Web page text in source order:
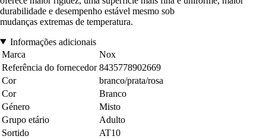
durabilidade e desempenho estável mesmo sob
mudanças extremas de temperatura.
Informações adicionais
Marca
Nox
Referência do fornecedor 8435778902669
Cor
branco/prata/rosa
Cor
Branco
Género
Misto
Grupo etário
Adulto
Sortido
AT10